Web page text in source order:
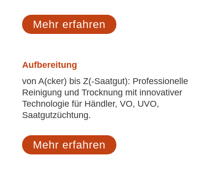
Mehr erfahren
Aufbereitung
von A(cker) bis Z(-Saatgut): Professionelle
Reinigung und Trocknung mit innovativer
Technologie für Händler, VO, UVO,
Saatgutzüchtung.
Mehr erfahren